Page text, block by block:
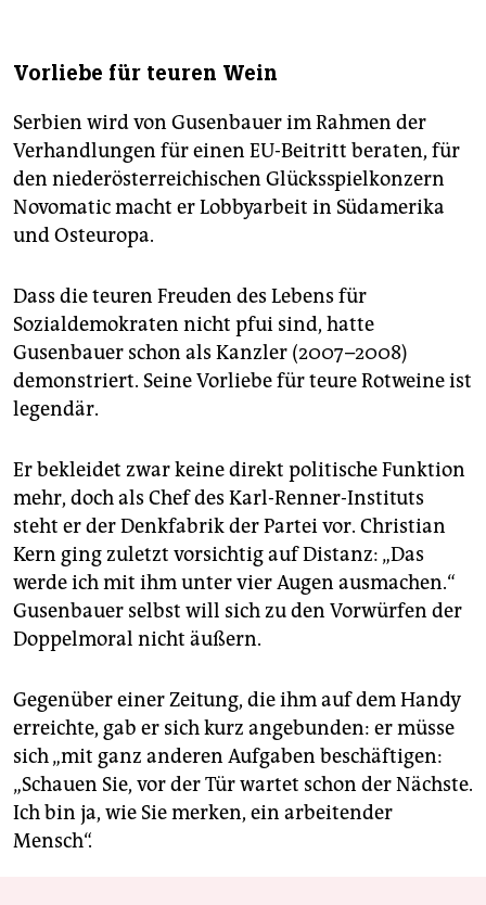
Vorliebe für teuren Wein
Serbien wird von Gusenbauer im Rahmen der
Verhandlungen für einen EU-Beitritt beraten, für
den niederösterreichischen Glücksspielkonzern
Novomatic macht er Lobbyarbeit in Südamerika
und Osteuropa.
Dass die teuren Freuden des Lebens für
Sozialdemokraten nicht pfui sind, hatte
Gusenbauer schon als Kanzler (2007–2008)
demonstriert. Seine Vorliebe für teure Rotweine ist
legendär.
Er bekleidet zwar keine direkt politische Funktion
mehr, doch als Chef des Karl-Renner-Instituts
steht er der Denkfabrik der Partei vor. Christian
Kern ging zuletzt vorsichtig auf Distanz: „Das
werde ich mit ihm unter vier Augen ausmachen.“
Gusenbauer selbst will sich zu den Vorwürfen der
Doppelmoral nicht äußern.
Gegenüber einer Zeitung, die ihm auf dem Handy
erreichte, gab er sich kurz angebunden: er müsse
sich „mit ganz anderen Aufgaben beschäftigen:
„Schauen Sie, vor der Tür wartet schon der Nächste.
Ich bin ja, wie Sie merken, ein arbeitender
Mensch“.